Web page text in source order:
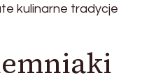
kulinarne tradycje